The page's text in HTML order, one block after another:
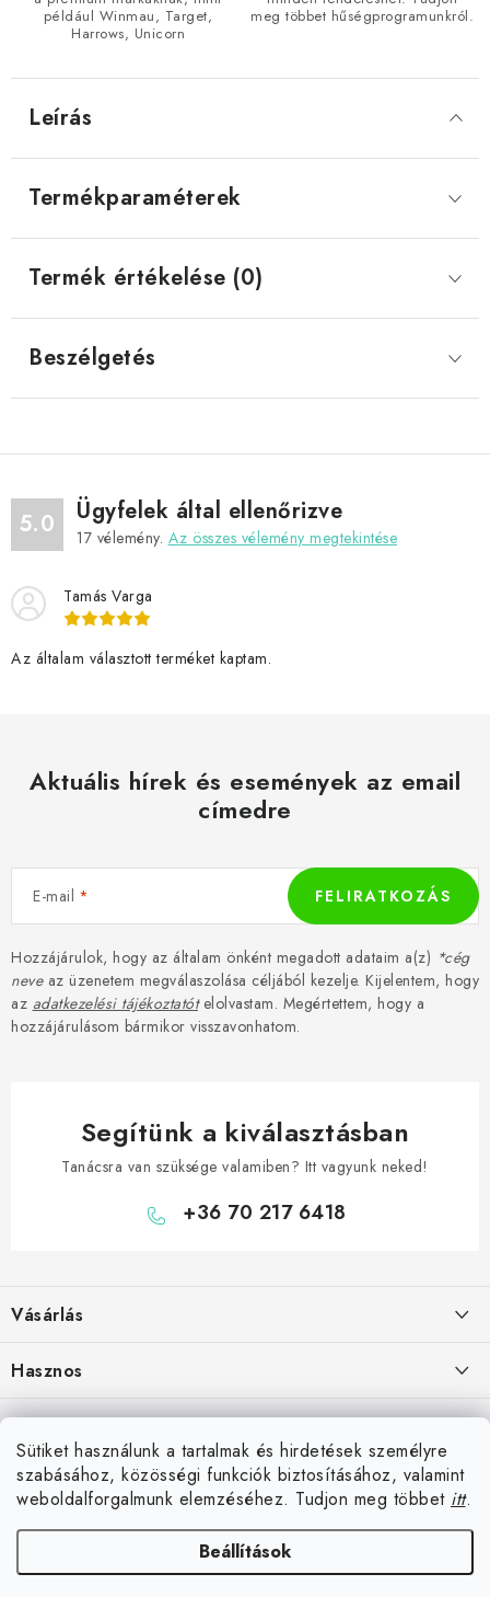
Sütiket használunk a tartalmak és hirdetések személyre
szabásához, közösségi funkciók biztosításához, valamint
weboldalforgalmunk elemzéséhez. Tudjon meg többet itt.
Beállítások
például Winmau, Target,
Harrows, Unicorn
meg többet hűségprogramunkról.
Leírás
Termékparaméterek
Termék értékelése (0)
Beszélgetés
5.0 Ügyfelek által ellenőrizve
17 vélemény. Az összes vélemény megtekintése
Tamás Varga
Az általam választott terméket kaptam.
Aktuális hírek és események az email
címedre
E-mail
Hozzájárulok, hogy az általam önként megadott adataim a(z) *cég
neveaz üzenetem megválaszolása céljából kezelje. Kijelentem, hogy
az adatkezelési tájékoztatótelolvastam. Megértettem, hogy a
hozzájárulásom bármikor visszavonhatom.
FELIRATKOZÁS
Segítünk a kiválasztásban
Tanácsra van szüksége valamiben? Itt vagyunk neked!
+36 70 217 6418
b
é
c
Vásárlás
Szállítási lehetőségek
Fizetési lehetőségek
Áru visszaküldése
Általános szerződési feltételek
Hasznos
Elérhetőségek
Rólunk
Hűségprogram
Együttműködés klubokkal
Inspiráció vásárlóinktól
Darts Győr – bolt, klubok
A legjobb kocsmajátékok, amelyek felejthetetlenné tesznek minden
Üzlet Komárom közelében
Komáromtól 10 km-re vagyunk
Ružová 19
darteg.sk